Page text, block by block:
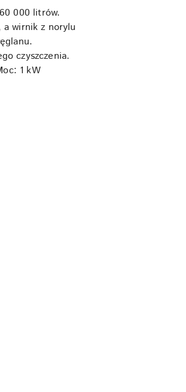
000 litrów.
a wirnik z norylu
czyszczenia.
1 kW